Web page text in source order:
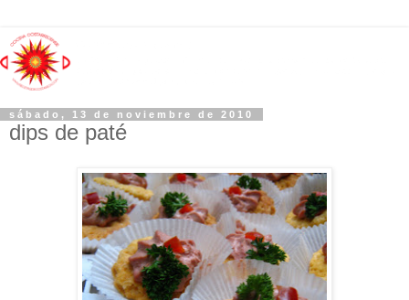
sábado, 13 de noviembre de 2010
dips de paté